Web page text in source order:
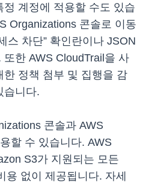
계정에 적용할 수도 있습
Organizations 콘솔로 이동
스 차단” 확인란이나 JSON
한 AWS CloudTrail을 사
한 정책 첨부 및 집행을 감
습니다.
콘솔과 AWS
할 수 있습니다. AWS
S3가 지원되는 모든
용 없이 제공됩니다. 자세